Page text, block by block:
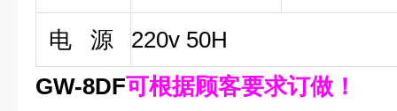
电 源
220v 50H
GW-8DF可根据顾客要求订做！